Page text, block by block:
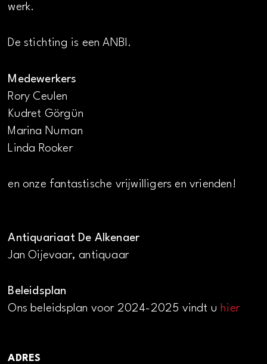
werk.
De stichting is een ANBI.
Medewerkers
Rory Ceulen
Kudret Görgün
Marina Numan
Linda Rooker
en onze fantastische vrijwilligers en vrienden!
Antiquariaat De Alkenaer
Jan Oijevaar, antiquaar
Beleidsplan
Ons beleidsplan voor 2024-2025 vindt uhier
ADRES